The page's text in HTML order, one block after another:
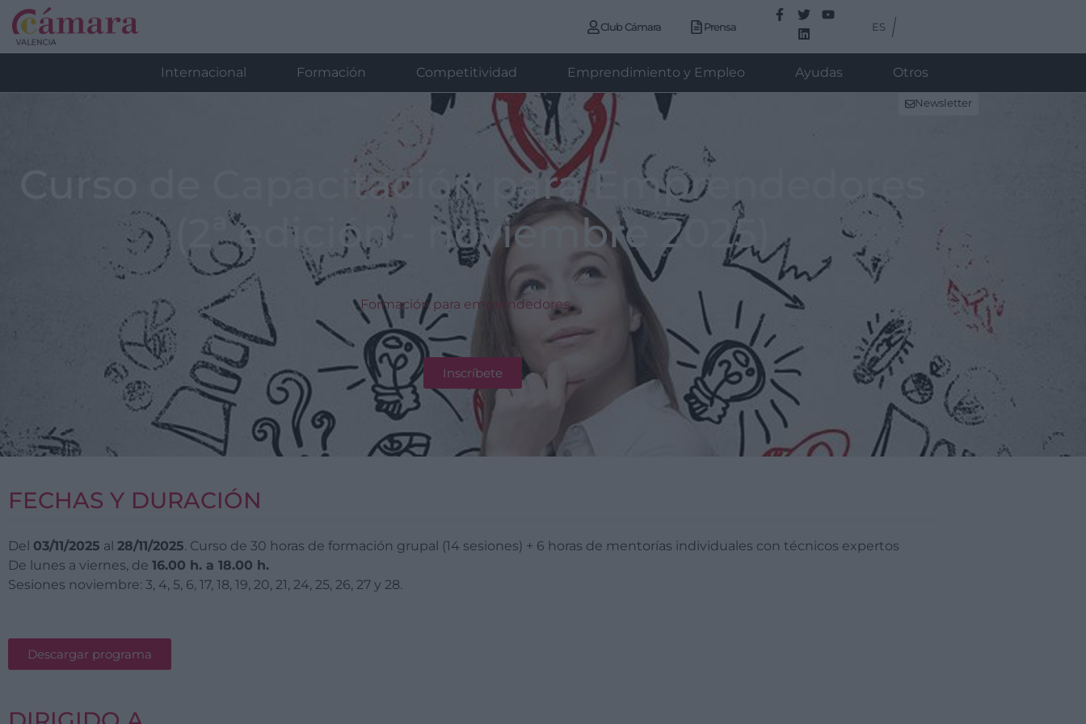
Club Cámara Prensa ES
Internacional Formación Competitividad Emprendimiento y Empleo Ayudas Otros
Newsletter
Curso de Capacitación para Emprendedores
(2ª edición - noviembre 2025)
Formación para emprendedores
Inscríbete
FECHAS Y DURACIÓN
Del 03/11/2025 al 28/11/2025. Curso de 30 horas de formación grupal (14 sesiones) + 6 horas de mentorías individuales con técnicos expertos
De lunes a viernes, de 16.00 h. a 18.00 h.
Sesiones noviembre: 3, 4, 5, 6, 17, 18, 19, 20, 21, 24, 25, 26, 27 y 28.
Descargar programa